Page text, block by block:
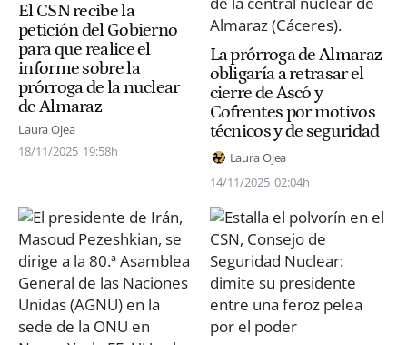
El CSN recibe la
petición del Gobierno
para que realice el
informe sobre la
prórroga de la nuclear
de Almaraz
Laura Ojea
18/11/2025 19:58h
La prórroga de Almaraz
obligaría a retrasar el
cierre de Ascó y
Cofrentes por motivos
técnicos y de seguridad
Laura Ojea
14/11/2025 02:04h